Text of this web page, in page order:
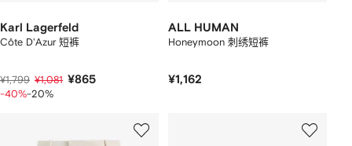
Karl Lagerfeld
Côte D'Azur 短裤
¥1,799 ¥1,081 ¥865
-40%-20%
ALL HUMAN
Honeymoon 刺绣短裤
¥1,162